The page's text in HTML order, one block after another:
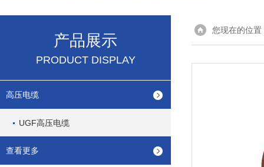
产品展示
PRODUCT DISPLAY
高压电缆
UGF高压电缆
查看更多
您现在的位置